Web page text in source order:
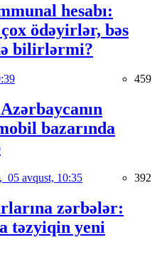
hesabı:
ödəyirlər, bəs
bilirlərmi?
459
bazarında
05 avqust, 10:35 392
zərbələr:
təzyiqin yeni